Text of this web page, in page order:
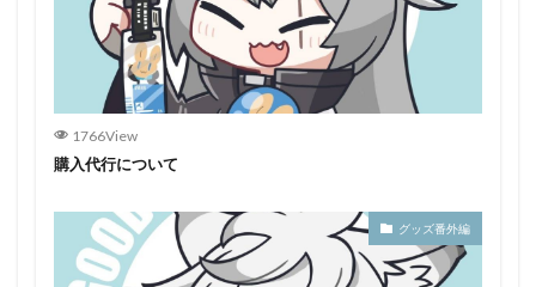
1766View
購入代行について
グッズ番外編